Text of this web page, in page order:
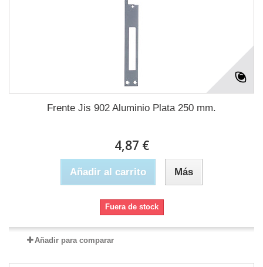
Frente Jis 902 Aluminio Plata 250 mm.
4,87 €
Añadir al carrito Más
Fuera de stock
Añadir para comparar